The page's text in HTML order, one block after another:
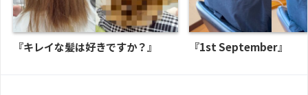
『キレイな髪は好きですか？』 『1st September』